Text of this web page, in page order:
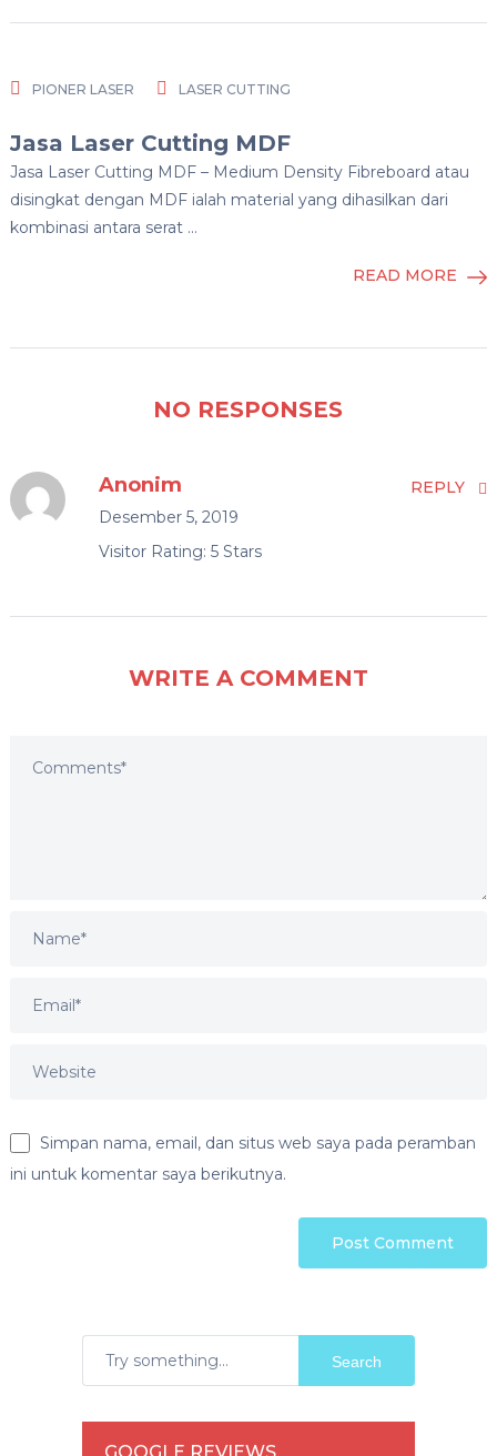
PIONER LASER LASER CUTTING
Jasa Laser Cutting MDF
Jasa Laser Cutting MDF – Medium Density Fibreboard atau
disingkat dengan MDF ialah material yang dihasilkan dari
kombinasi antara serat …
READ MORE
NO RESPONSES
Anonim
Desember 5, 2019
REPLY
Visitor Rating: 5 Stars
WRITE A COMMENT
Simpan nama, email, dan situs web saya pada peramban
ini untuk komentar saya berikutnya.
Search